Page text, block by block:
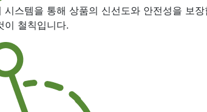
시스템을 통해 상품의 신선도와 안전성을 보
이 철칙입니다.